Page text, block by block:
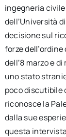
ingegneria
dell’Università
decisione sul
forze
dell’8 marzo e
uno stato
poco discutibile
riconosce la
dalla sue
questa